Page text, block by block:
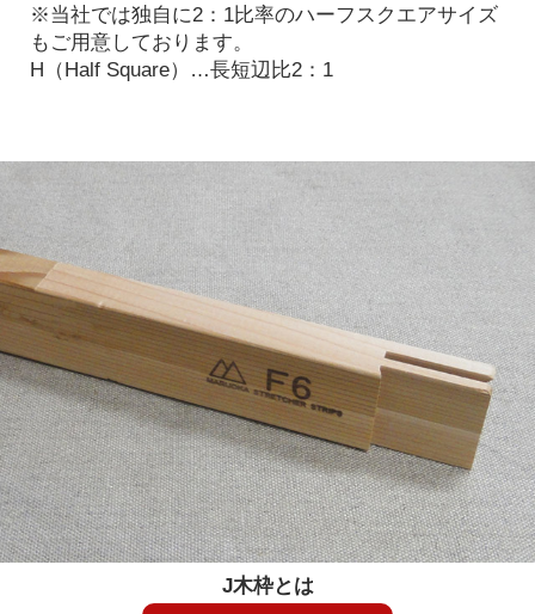
※当社では独自に2：1比率のハーフスクエアサイズ
もご用意しております。
H（Half Square）…長短辺比2：1
J木枠とは